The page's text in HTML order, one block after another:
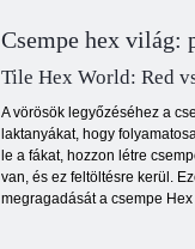
VoxelCraft
Csempe hex világ:
Tile Hex World: Red
A vörösök legyőzéséhez a
laktanyákat, hogy
le a fákat, hozzon létre
van, és ez feltöltésre kerül.
megragadását a csempe